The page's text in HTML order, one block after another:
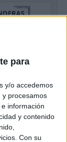
para
y/o accedemos
y procesamos
información
y contenido
Con su